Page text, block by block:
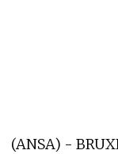
(ANSA) -